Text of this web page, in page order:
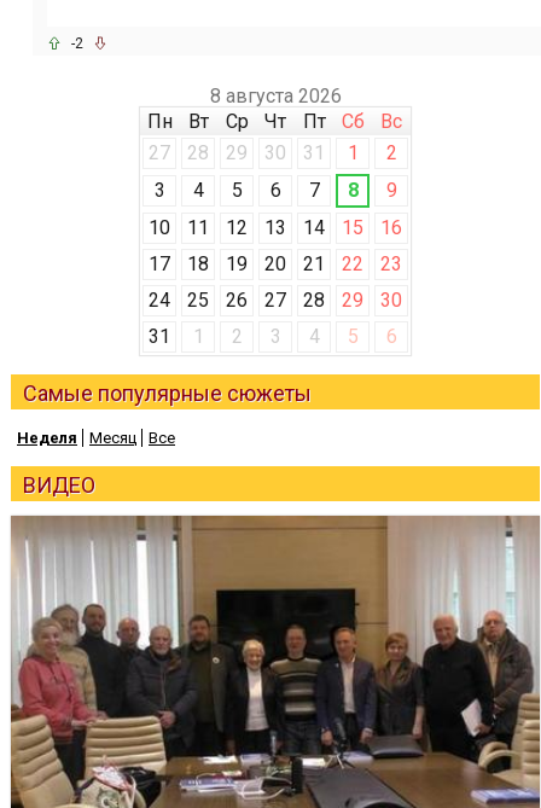
-2
8 августа 2026
Пн
Вт Ср Чт Пт Сб
Вс
27
28 29 30 31 1
2
3
4 5 6 7 8
9
10
11 12 13 14 15
16
17
18 19 20 21 22
23
24
25 26 27 28 29
30
31
1 2 3 4 5 6
Самые популярные сюжеты
Неделя Месяц Все
ВИДЕО